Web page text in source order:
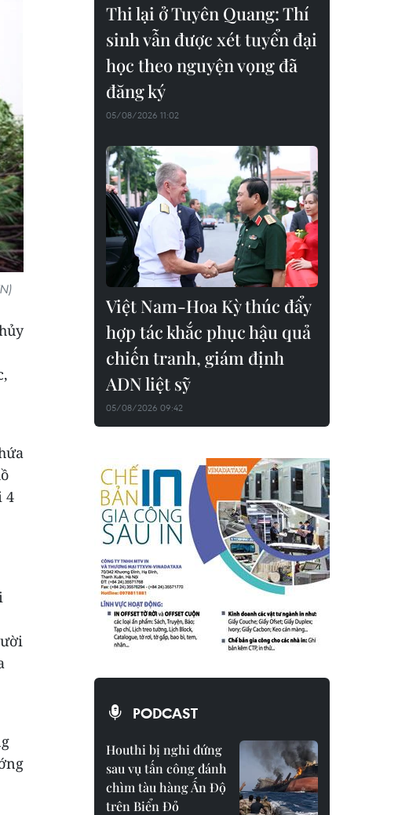
4
Thi lại ở Tuyên Quang: Thí
sinh vẫn được xét tuyển đại
học theo nguyện vọng đã
đăng ký
05/08/2026 11:02
Việt Nam-Hoa Kỳ thúc đẩy
hợp tác khắc phục hậu quả
chiến tranh, giám định
ADN liệt sỹ
05/08/2026 09:42
PODCAST
Houthi bị nghi đứng
sau vụ tấn công đánh
chìm tàu hàng Ấn Độ
trên Biển Đỏ